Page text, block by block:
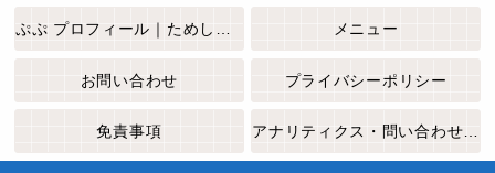
ぷぷ プロフィール｜ためしに全部やってみた メニュー
お問い合わせ プライバシーポリシー
免責事項